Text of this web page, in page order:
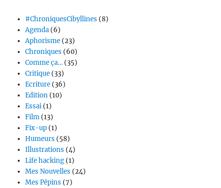
#ChroniquesCibyllines (8)
Agenda(6)
Aphorisme(23)
Chroniques (60)
Comme ça…(35)
Critique(33)
Ecriture(36)
Edition(10)
Essai(1)
Film(13)
Fix-up(1)
Humeurs (58)
Illustrations (4)
Life hacking(1)
Mes Nouvelles (24)
Mes Pépins (7)